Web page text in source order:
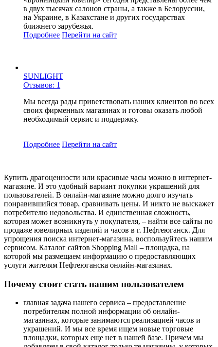
в двух тысячах салонов страны, а также в Белоруссии,
на Украине, в Казахстане и других государствах
ближнего зарубежья.
Подробнее Перейти на сайт
SUNLIGHT
Отзывов: 1
Мы всегда рады приветствовать наших клиентов во всех
своих фирменных магазинах и готовы оказать любой
необходимый сервис и поддержку.
Подробнее Перейти на сайт
Купить драгоценности или красивые часы можно в интернет-
магазине. И это удобный вариант покупки украшений для
пользователей. В онлайн-магазине можно долго изучать
понравившийся товар, сравнивать цены. И никто не выскажет
потребителю недовольства. И единственная сложность,
которая может возникнуть у покупателя, – найти все сайты по
продаже ювелирных изделий и часов в г. Нефтеюганск. Для
упрощения поиска интернет-магазина, воспользуйтесь нашим
сервисом. Каталог сайтов Shopping Mall – площадка, на
которой мы размещаем информацию о предоставляющих
услуги жителям Нефтеюганска онлайн-магазинах.
Почему стоит стать нашим пользователем
главная задача нашего сервиса – предоставление
потребителям полной информации об онлайн-
магазинах, которые занимаются реализацией часов и
украшений. И мы все время ищем новые торговые
площадки, которых еще нет в нашей базе. Причем мы